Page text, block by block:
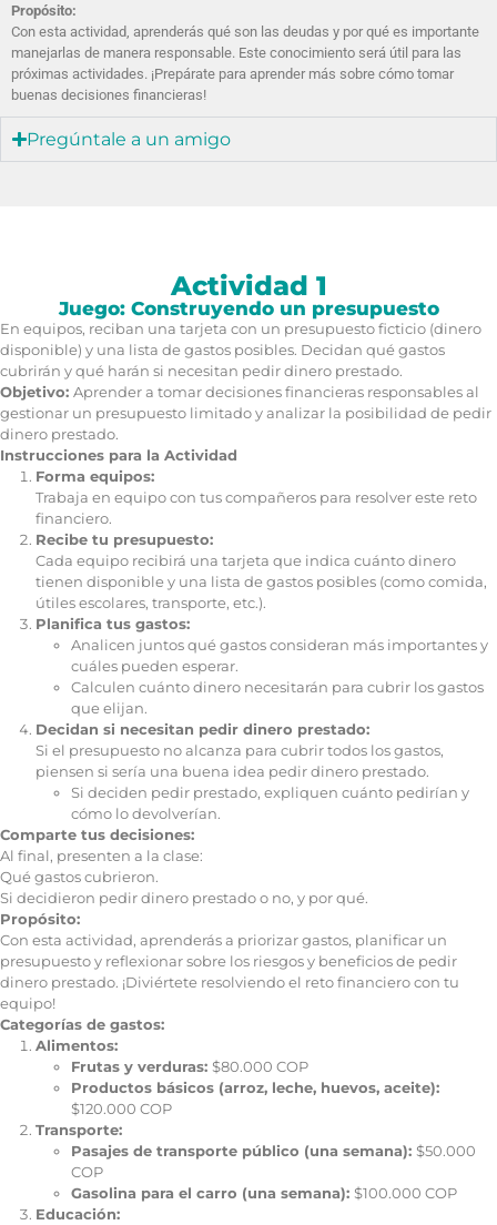
Propósito:
Con esta actividad, aprenderás qué son las deudas y por qué es importante
manejarlas de manera responsable. Este conocimiento será útil para las
próximas actividades. ¡Prepárate para aprender más sobre cómo tomar
buenas decisiones financieras!
Pregúntale a un amigo
Actividad 1
Juego: Construyendo un presupuesto
En equipos, reciban una tarjeta con un presupuesto ficticio (dinero
disponible) y una lista de gastos posibles. Decidan qué gastos
cubrirán y qué harán si necesitan pedir dinero prestado.
Objetivo: Aprender a tomar decisiones financieras responsables al
gestionar un presupuesto limitado y analizar la posibilidad de pedir
dinero prestado.
Instrucciones para la Actividad
Forma equipos:
Trabaja en equipo con tus compañeros para resolver este reto
financiero.
Recibe tu presupuesto:
Cada equipo recibirá una tarjeta que indica cuánto dinero
tienen disponible y una lista de gastos posibles (como comida,
útiles escolares, transporte, etc.).
Planifica tus gastos:
Analicen juntos qué gastos consideran más importantes y
cuáles pueden esperar.
Calculen cuánto dinero necesitarán para cubrir los gastos
que elijan.
Decidan si necesitan pedir dinero prestado:
Si el presupuesto no alcanza para cubrir todos los gastos,
piensen si sería una buena idea pedir dinero prestado.
Si deciden pedir prestado, expliquen cuánto pedirían y
cómo lo devolverían.
Comparte tus decisiones:
Al final, presenten a la clase:
Qué gastos cubrieron.
Si decidieron pedir dinero prestado o no, y por qué.
Propósito:
Con esta actividad, aprenderás a priorizar gastos, planificar un
presupuesto y reflexionar sobre los riesgos y beneficios de pedir
dinero prestado. ¡Diviértete resolviendo el reto financiero con tu
equipo!
Categorías de gastos:
Alimentos:
Frutas y verduras: $80.000 COP
Productos básicos (arroz, leche, huevos, aceite):
$120.000 COP
Transporte:
Pasajes de transporte público (una semana): $50.000
COP
Gasolina para el carro (una semana): $100.000 COP
Educación: